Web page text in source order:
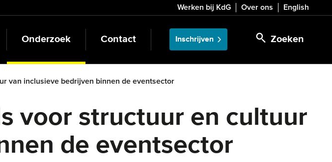
Werken bij KdG Over ons English
Zoeken
Onderzoek Contact Inschrijven
van inclusieve bedrijven binnen de eventsector
voor structuur en cultuur
de eventsector